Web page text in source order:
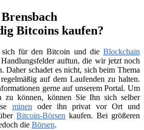
Bitcoins kaufen?
sich für den Bitcoin und die Blockchain
auftun, die wir jetzt noch
Daher schadet es nicht, sich beim Thema
regelmäßig auf dem Laufenden zu halten.
gerne auf unserem Portal. Um
zu können, können Sie Ihn sich selber
minenoder ihn privat vor Ort und
Bitcoin-Börsen kaufen. Bei größeren
die Börsen.